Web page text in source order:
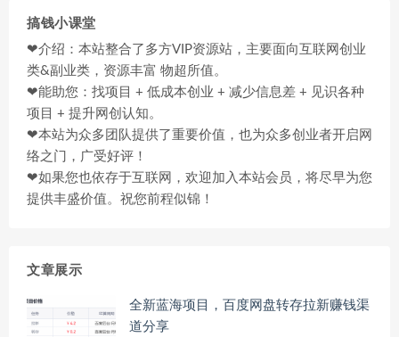
搞钱小课堂
❤介绍：本站整合了多方VIP资源站，主要面向互联网创业
类&副业类，资源丰富 物超所值。
❤能助您：找项目 + 低成本创业 + 减少信息差 + 见识各种
项目 + 提升网创认知。
❤本站为众多团队提供了重要价值，也为众多创业者开启网
络之门，广受好评！
❤如果您也依存于互联网，欢迎加入本站会员，将尽早为您
提供丰盛价值。祝您前程似锦！
文章展示
全新蓝海项目，百度网盘转存拉新赚钱渠
道分享